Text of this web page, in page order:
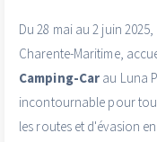
Du 28 mai au 2 juin
Charente-Maritime,
Camping-Car au Luna
incontournable pour
les routes et d'évasion